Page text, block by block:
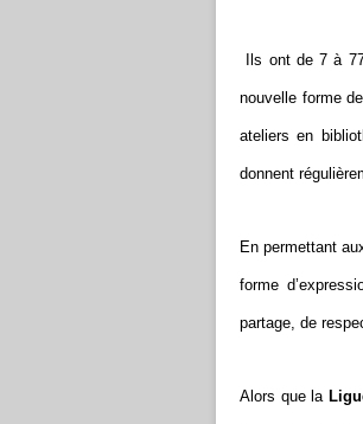
Ils ont de 7 à
nouvelle forme
ateliers en
donnent
En permettant
forme
partage, de
Alors que la